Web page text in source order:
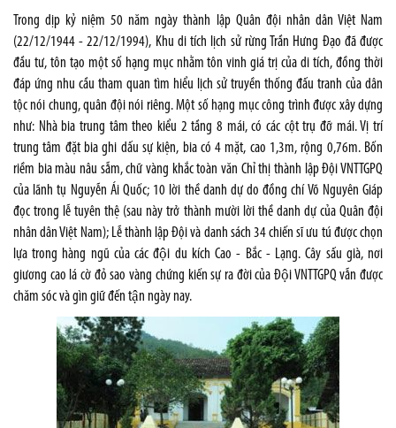
Trong dịp kỷ niệm 50 năm ngày thành lập Quân đội nhân dân Việt Nam
(22/12/1944 - 22/12/1994), Khu di tích lịch sử rừng Trần Hưng Đạo đã được
đầu tư, tôn tạo một số hạng mục nhằm tôn vinh giá trị của di tích, đồng thời
đáp ứng nhu cầu tham quan tìm hiểu lịch sử truyền thống đấu tranh của dân
tộc nói chung, quân đội nói riêng. Một số hạng mục công trình được xây dựng
như: Nhà bia trung tâm theo kiểu 2 tầng 8 mái, có các cột trụ đỡ mái. Vị trí
trung tâm đặt bia ghi dấu sự kiện, bia có 4 mặt, cao 1,3m, rộng 0,76m. Bốn
riềm bia màu nâu sẫm, chữ vàng khắc toàn văn Chỉ thị thành lập Đội VNTTGPQ
của lãnh tụ Nguyễn Ái Quốc; 10 lời thề danh dự do đồng chí Võ Nguyên Giáp
đọc trong lễ tuyên thệ (sau này trở thành mười lời thề danh dự của Quân đội
nhân dân Việt Nam); Lễ thành lập Đội và danh sách 34 chiến sĩ ưu tú được chọn
lựa trong hàng ngũ của các đội du kích Cao - Bắc - Lạng. Cây sấu già, nơi
giương cao lá cờ đỏ sao vàng chứng kiến sự ra đời của Đội VNTTGPQ vẫn được
chăm sóc và gìn giữ đến tận ngày nay.